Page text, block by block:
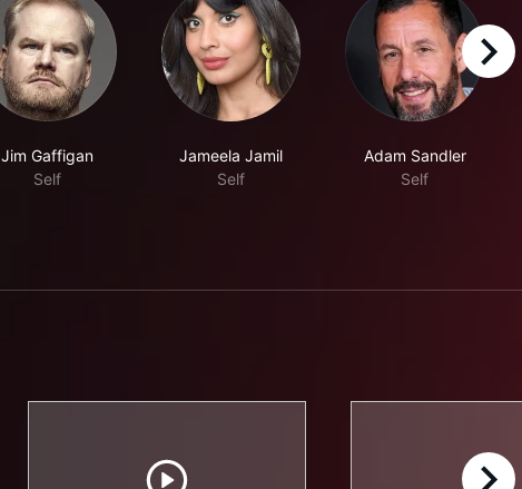
Jim Gaffigan
Self
Jameela Jamil
Self
Adam Sandler
Self
right